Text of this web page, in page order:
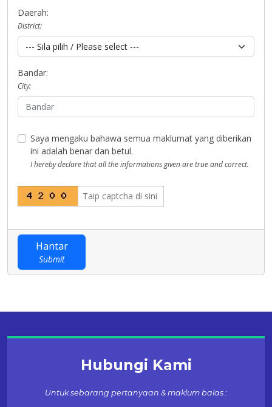
Daerah:
District:
Bandar:
City:
Saya mengaku bahawa semua maklumat yang diberikan
ini adalah benar dan betul.
I hereby declare that all the informations given are true and correct.
Hantar
Submit
Hubungi Kami
Untuk sebarang pertanyaan & maklum balas :